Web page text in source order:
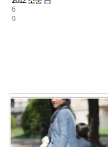
6
9